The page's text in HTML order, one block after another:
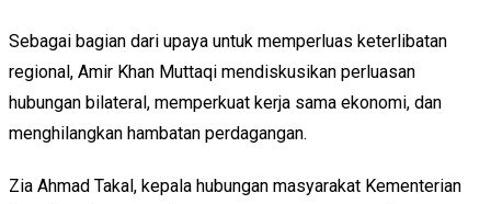
Sebagai bagian dari upaya untuk memperluas keterlibatan
regional, Amir Khan Muttaqi mendiskusikan perluasan
hubungan bilateral, memperkuat kerja sama ekonomi, dan
menghilangkan hambatan perdagangan.
Zia Ahmad Takal, kepala hubungan masyarakat Kementerian